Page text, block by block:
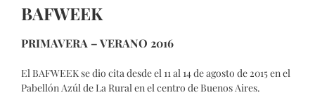
BAFWEEK
PRIMAVERA – VERANO 2016
El BAFWEEK se dio cita desde el 11 al 14 de agosto de 2015 en el
Pabellón Azúl de La Rural en el centro de Buenos Aires.